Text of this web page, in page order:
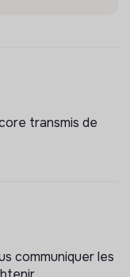
transmis de
communiquer les